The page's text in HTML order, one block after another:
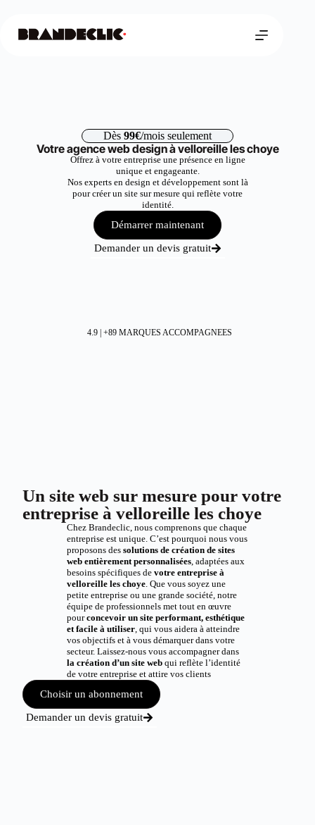
Dès 99€/mois seulement
Votre agence web design à velloreille les choye
Offrez à votre entreprise une présence en ligne
unique et engageante.
Nos experts en design et développement sont là
pour créer un site sur mesure qui reflète votre
identité.
Démarrer maintenant
Demander un devis gratuit
4.9 | +89 MARQUES ACCOMPAGNEES
Un site web sur mesure pour votre
entreprise à velloreille les choye
Chez Brandeclic, nous comprenons que chaque
entreprise est unique. C’est pourquoi nous vous
proposons des solutions de création de sites
web entièrement personnalisées, adaptées aux
besoins spécifiques de votre entreprise à
velloreille les choye. Que vous soyez une
petite entreprise ou une grande société, notre
équipe de professionnels met tout en œuvre
pourconcevoir un site performant, esthétique
et facile à utiliser, qui vous aidera à atteindre
vos objectifs et à vous démarquer dans votre
secteur. Laissez-nous vous accompagner dans
la création d’un site webqui reflète l’identité
de votre entreprise et attire vos clients
Choisir un abonnement
Demander un devis gratuit